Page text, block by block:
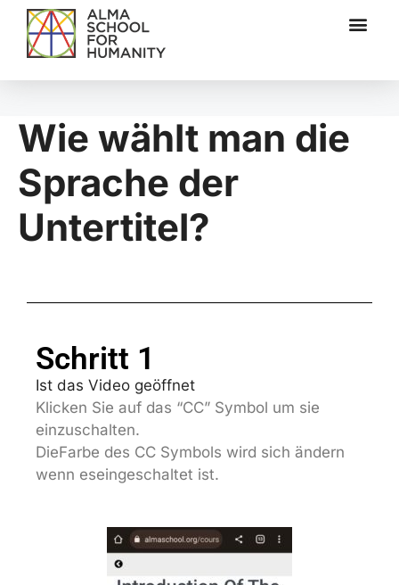
Wie wählt man die
Sprache der
Untertitel?
Schritt 1
Ist das Video geöffnet
Klicken Sie auf das “CC” Symbol um sie
einzuschalten.
DieFarbe des CC Symbols wird sich ändern
wenn eseingeschaltet ist.